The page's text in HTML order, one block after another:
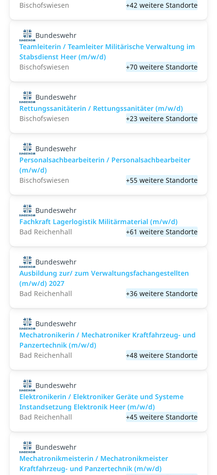
Bischofswiesen
+42 weitere Standorte
Bundeswehr
Teamleiterin / Teamleiter Militärische Verwaltung im
Stabsdienst Heer (m/w/d)
Bischofswiesen
+70 weitere Standorte
Bundeswehr
Rettungssanitäterin / Rettungssanitäter (m/w/d)
Bischofswiesen
+23 weitere Standorte
Bundeswehr
Personalsachbearbeiterin / Personalsachbearbeiter
(m/w/d)
Bischofswiesen
+55 weitere Standorte
Bundeswehr
Fachkraft Lagerlogistik Militärmaterial (m/w/d)
Bad Reichenhall
+61 weitere Standorte
Bundeswehr
Ausbildung zur/ zum Verwaltungsfachangestellten
(m/w/d) 2027
Bad Reichenhall
+36 weitere Standorte
Bundeswehr
Mechatronikerin / Mechatroniker Kraftfahrzeug- und
Panzertechnik (m/w/d)
Bad Reichenhall
+48 weitere Standorte
Bundeswehr
Elektronikerin / Elektroniker Geräte und Systeme
Instandsetzung Elektronik Heer (m/w/d)
Bad Reichenhall
+45 weitere Standorte
Bundeswehr
Mechatronikmeisterin / Mechatronikmeister
Kraftfahrzeug- und Panzertechnik (m/w/d)